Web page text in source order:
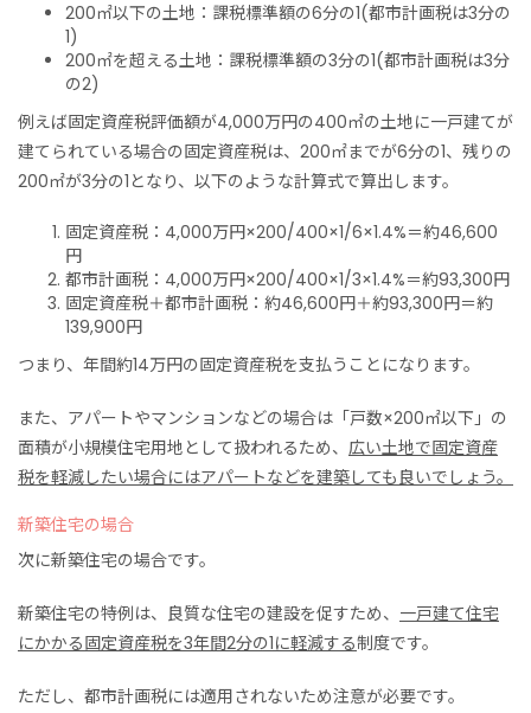
200㎡以下の土地：課税標準額の6分の1(都市計画税は3分の
1)
200㎡を超える土地：課税標準額の3分の1(都市計画税は3分
の2)
例えば固定資産税評価額が4,000万円の400㎡の土地に一戸建てが
建てられている場合の固定資産税は、200㎡までが6分の1、残りの
200㎡が3分の1となり、以下のような計算式で算出します。
固定資産税：4,000万円×200/400×1/6×1.4%＝約46,600
円
都市計画税：4,000万円×200/400×1/3×1.4%＝約93,300円
固定資産税＋都市計画税：約46,600円＋約93,300円＝約
139,900円
つまり、年間約14万円の固定資産税を支払うことになります。
また、アパートやマンションなどの場合は「戸数×200㎡以下」の
面積が小規模住宅用地として扱われるため、 広い土地で固定資産
税を軽減したい場合にはアパートなどを建築しても良いでしょう。
新築住宅の場合
次に新築住宅の場合です。
新築住宅の特例は、良質な住宅の建設を促すため、 一戸建て住宅
にかかる固定資産税を3年間2分の1に軽減する制度です。
ただし、都市計画税には適用されないため注意が必要です。